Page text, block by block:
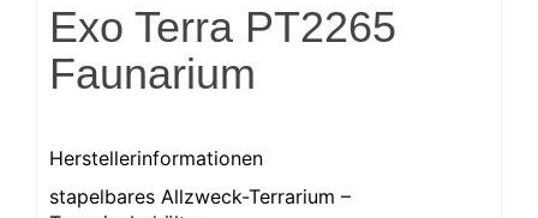
Exo Terra PT2265
Faunarium
Herstellerinformationen
stapelbares Allzweck-Terrarium –